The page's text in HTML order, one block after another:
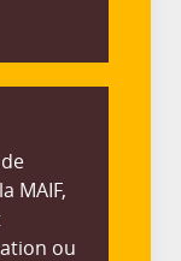
MAIF,
ou